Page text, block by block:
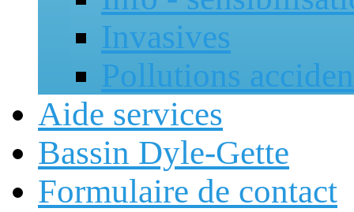
Invasives
Pollutions
Aide services
Bassin Dyle-Gette
Formulaire de contact